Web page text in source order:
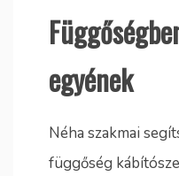
egyének
Néha szakmai
függőség